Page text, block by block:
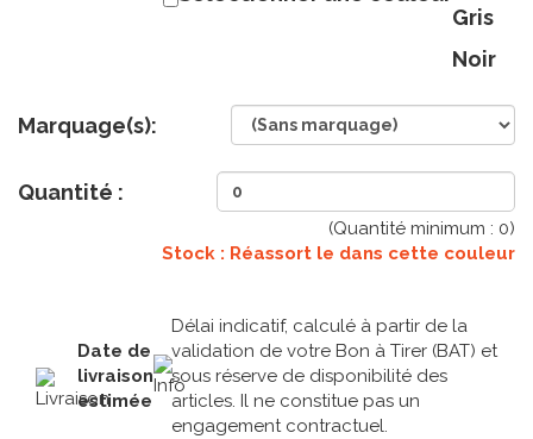
Gris
Noir
Marquage(s):
Quantité :
(Quantité minimum : 0)
Stock : Réassort le dans cette couleur
Date de
livraison
estimée
Délai indicatif, calculé à partir de la
validation de votre Bon à Tirer (BAT) et
sous réserve de disponibilité des
articles. Il ne constitue pas un
engagement contractuel.